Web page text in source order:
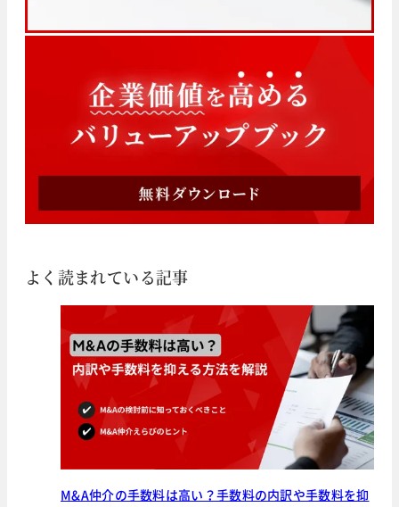
よく読まれている記事
M&A仲介の手数料は高い？手数料の内訳や手数料を抑